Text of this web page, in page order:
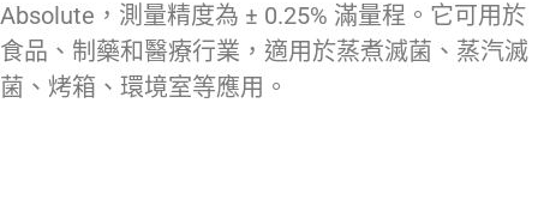
Absolute，測量精度為 ± 0.25% 滿量程。它可用於
食品、制藥和醫療行業，適用於蒸煮滅菌、蒸汽滅
菌、烤箱、環境室等應用。